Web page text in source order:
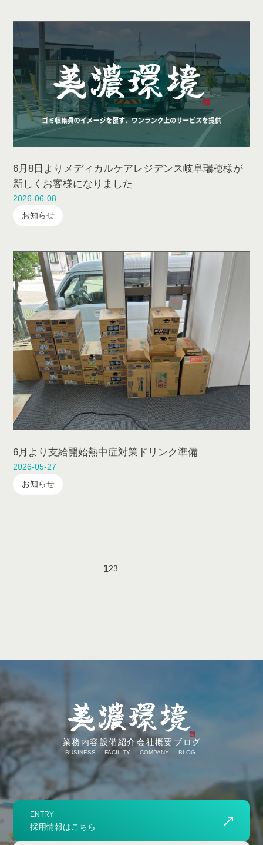
6月8日よりメディカルケアレジデンス岐阜瑞穂様が
新しくお客様になりました
2026-06-08
お知らせ
6月より支給開始熱中症対策ドリンク準備
2026-05-27
お知らせ
123
業務内容
BUSINESS
設備紹介
FACILITY
会社概要
COMPANY
ブログ
BLOG
ENTRY
採用情報はこちら